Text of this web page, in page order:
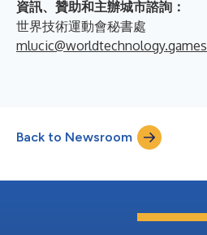
資訊、贊助和主辦城市諮詢：
世界技術運動會秘書處
mlucic@worldtechnology.games
Back to Newsroom